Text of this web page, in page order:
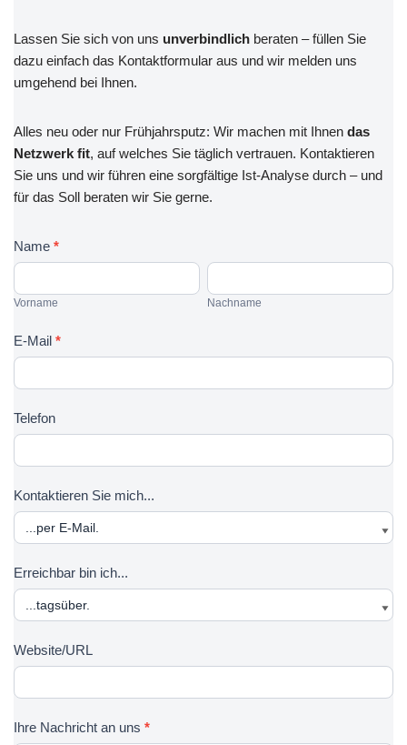
Lassen Sie sich von uns unverbindlich beraten – füllen Sie
dazu einfach das Kontaktformular aus und wir melden uns
umgehend bei Ihnen.
Alles neu oder nur Frühjahrsputz: Wir machen mit Ihnen das
Netzwerk fit, auf welches Sie täglich vertrauen. Kontaktieren
Sie uns und wir führen eine sorgfältige Ist-Analyse durch – und
für das Soll beraten wir Sie gerne.
K
o
n
t
a
k
o
r
m
Name *
V
o
n
a
Vorname
N
a
n
Nachname
E-Mail *
Telefon
Kontaktieren Sie mich...
Erreichbar bin ich...
Website/URL
Ihre Nachricht an uns *